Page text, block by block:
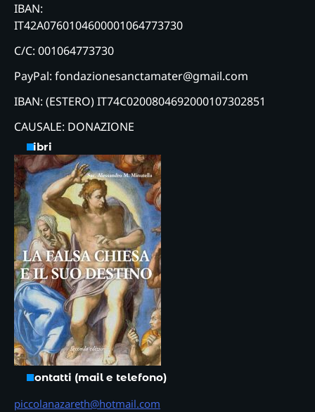
IBAN:
IT42A0760104600001064773730
C/C: 001064773730
PayPal: fondazionesanctamater@gmail.com
IBAN: (ESTERO) IT74C0200804692000107302851
CAUSALE: DONAZIONE
Libri
Contatti (mail e telefono)
piccolanazareth@hotmail.com